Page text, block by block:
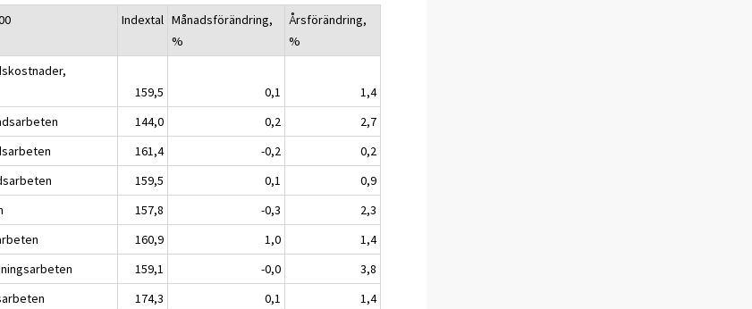
Indextal Månadsförändring,
%
Årsförändring,
%
159,5 0,1
1,4
144,0 0,2
2,7
161,4 -0,2
0,2
159,5 0,1
0,9
157,8 -0,3
2,3
160,9 1,0
1,4
159,1 -0,0
3,8
174,3 0,1
1,4